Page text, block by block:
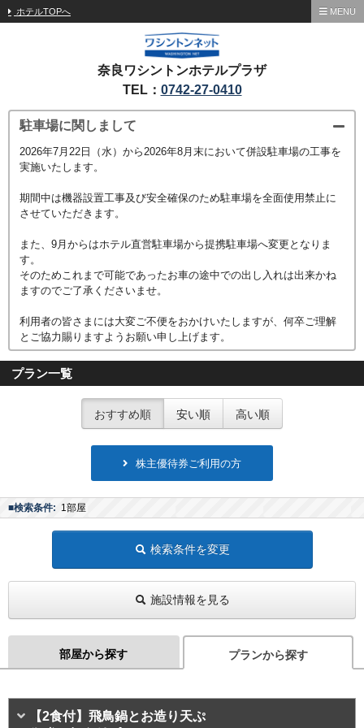
ホテルTOPへ MENU
奈良ワシントンホテルプラザ
TEL： 0742-27-0410
駐車場に関しまして
2026年7月22日（水）から2026年8月末において併設駐車場の工事を
実施いたします。
期間中は機器設置工事及び安全確保のため駐車場を全面使用禁止に
させていただきます。
また、9月からはホテル直営駐車場から提携駐車場へ変更となりま
す。
そのためこれまで可能であったお車の途中での出し入れは出来かね
ますのでご了承くださいませ。
利用者の皆さまには大変ご不便をおかけいたしますが、何卒ご理解
とご協力賜りますようお願い申し上げます。
プラン一覧
おすすめ順 安い順 高い順
株主優待券ご利用の方
■検索条件: 1部屋
検索条件を変更
施設情報を見る
部屋から探す プランから探す
【2食付】飛鳥鍋とお造り天ぷ